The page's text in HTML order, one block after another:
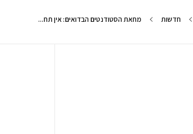
חדשות מחאת הסטודנטים הבדואים: אין תח...